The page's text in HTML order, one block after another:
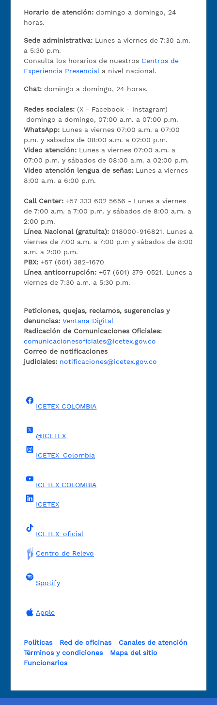
Horario de atención: domingo a domingo, 24
horas.
Sede administrativa: Lunes a viernes de 7:30 a.m.
a 5:30 p.m.
Consulta los horarios de nuestros Centros de
Experiencia Presencial a nivel nacional.
Chat: domingo a domingo, 24 horas.
Redes sociales: (X - Facebook - Instagram)
domingo a domingo, 07:00 a.m. a 07:00 p.m.
WhatsApp: Lunes a viernes 07:00 a.m. a 07:00
p.m. y sábados de 08:00 a.m. a 02:00 p.m.
Video atención: Lunes a viernes 07:00 a.m. a
07:00 p.m. y sábados de 08:00 a.m. a 02:00 p.m.
Video atención lengua de señas: Lunes a viernes
8:00 a.m. a 6:00 p.m.
Call Center:+57 333 602 5656 - Lunes a viernes
de 7:00 a.m. a 7:00 p.m. y sábados de 8:00 a.m. a
2:00 p.m.
Línea Nacional (gratuita): 018000-916821. Lunes a
viernes de 7:00 a.m. a 7:00 p.m y sábados de 8:00
a.m. a 2:00 p.m.
PBX:+57 (601) 382-1670
Línea anticorrupción:+57 (601) 379-0521. Lunes a
viernes de 7:30 a.m. a 5:30 p.m.
Peticiones, quejas, reclamos, sugerencias y
denuncias: Ventana Digital
Radicación de Comunicaciones Oficiales:
comunicacionesoficiales@icetex.gov.co
Correo de notificaciones
judiciales: notificaciones@icetex.gov.co
ICETEX COLOMBIA
@ICETEX
ICETEX_Colombia
ICETEX COLOMBIA
ICETEX
ICETEX_oficial
Centro de Relevo
Spotify
Apple
Políticas Red de oficinas
Canales de atención
Términos y condiciones
Mapa del sitio
Funcionarios